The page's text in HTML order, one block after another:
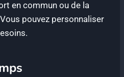
en commun ou de la
pouvez personnaliser